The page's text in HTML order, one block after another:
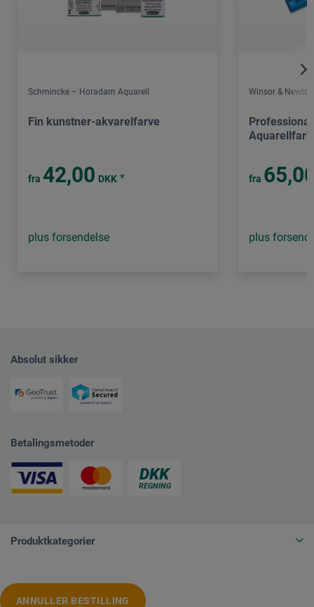
Schmincke – Horadam Aquarell
Fin kunstner-akvarelfarve
fra 42,00 DKK *
plus forsendelse
Winsor & Newton
fra
plus
Absolut sikker
Betalingsmetoder
Produktkategorier
ANNULLER BESTILLING